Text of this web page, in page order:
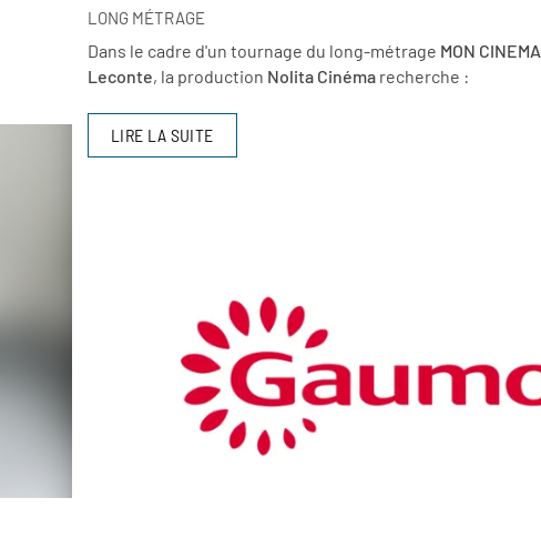
LONG MÉTRAGE
Dans le cadre d'un tournage du long-métrage MON CINEMA
Leconte, la production Nolita Cinémarecherche :
LIRE LA SUITE